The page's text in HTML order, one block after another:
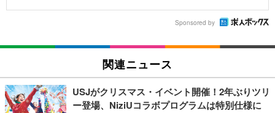
Sponsored by
関連ニュース
USJがクリスマス・イベント開催！2年ぶりツリ
ー登場、NiziUコラボプログラムは特別仕様に